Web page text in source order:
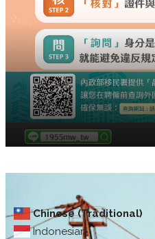
Chinese (Traditional)
Indonesian